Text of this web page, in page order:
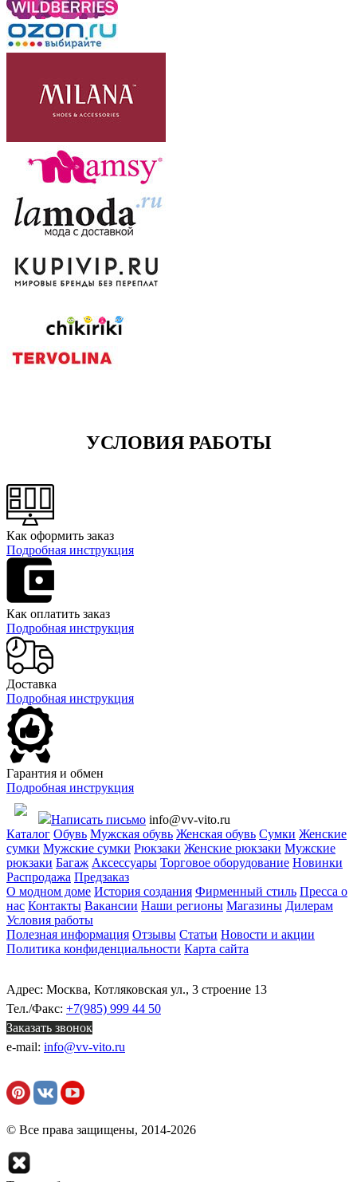
УСЛОВИЯ РАБОТЫ
Как оформить заказ
Подробная инструкция
Как оплатить заказ
Подробная инструкция
Доставка
Подробная инструкция
Гарантия и обмен
Подробная инструкция
Написать письмо info@vv-vito.ru
Каталог Обувь Мужская обувь Женская обувь Сумки Женские
сумки Мужские сумки Рюкзаки Женские рюкзаки Мужские
рюкзаки Багаж Аксессуары Торговое оборудование Новинки
Распродажа Предзаказ
О модном доме История создания Фирменный стиль Пресса о
нас Контакты Вакансии Наши регионы Магазины Дилерам
Условия работы
Полезная информация Отзывы Статьи Новости и акции
Политика конфиденциальности Карта сайта
Адрес: Москва, Котляковская ул., 3 строение 13
Тел./Факс: +7(985) 999 44 50
Заказать звонок
e-mail: info@vv-vito.ru
© Все права защищены, 2014-2026